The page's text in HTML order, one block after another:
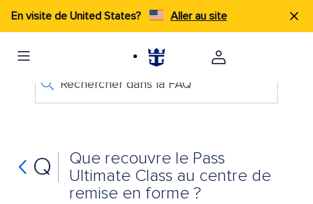
En visite de United States? Aller au site
Rechercher dans la FAQ
Q
Que recouvre le Pass
Ultimate Class au centre de
remise en forme ?